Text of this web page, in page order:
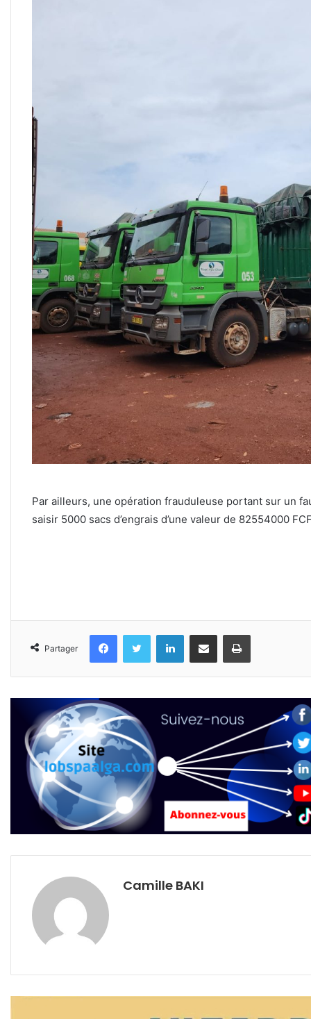
Par ailleurs, une opération frauduleuse portant sur un
saisir 5000 sacs d’engrais d’une valeur de 82554000
Partager
FacebookTwitter LinkedinPartager par email Imprimer
Camille BAKI